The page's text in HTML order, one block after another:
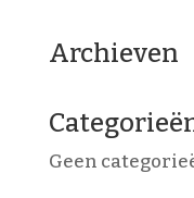
Archieven
Geen